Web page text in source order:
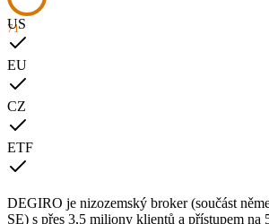
71
US
EU
CZ
ETF
DEGIRO je nizozemský broker (součást
SE) s přes 3,5 miliony klientů a přístupem na